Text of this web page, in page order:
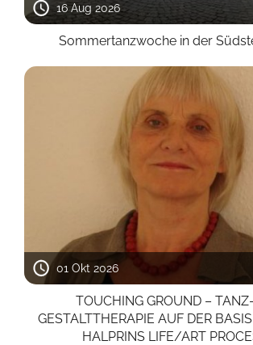
16 Aug 2026
Sommertanzwoche in der
01 Okt 2026
TOUCHING GROUND –
GESTALTTHERAPIE AUF DER
HALPRINS LIFE/ART